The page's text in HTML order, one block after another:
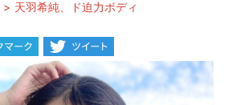
天羽希純、ド迫力ボディ